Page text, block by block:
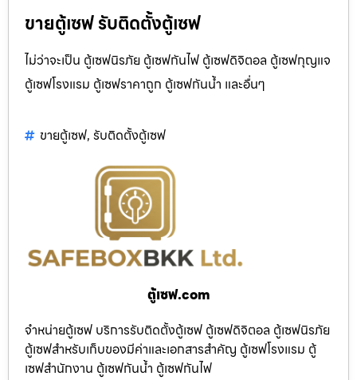
ขายตู้เซฟ รับติดตั้งตู้เซฟ
ไม่ว่าจะเป็น ตู้เซฟนิรภัย ตู้เซฟกันไฟ ตู้เซฟดิจิตอล ตู้เซฟกุญแจ
ตู้เซฟโรงแรม ตู้เซฟราคาถูก ตู้เซฟกันน้ำ และอื่นๆ
ขายตู้เซฟ, รับติดตั้งตู้เซฟ
ตู้เซฟ.com
จำหน่ายตู้เซฟ บริการรับติดตั้งตู้เซฟ ตู้เซฟดิจิตอล ตู้เซฟนิรภัย
ตู้เซฟสำหรับเก็บของมีค่าและเอกสารสำคัญ ตู้เซฟโรงแรม ตู้
เซฟสำนักงาน ตู้เซฟกันน้ำ ตู้เซฟกันไฟ